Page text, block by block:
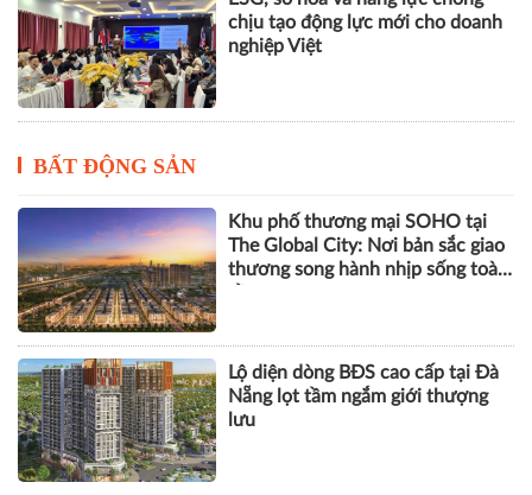
chịu tạo động lực mới cho doanh
nghiệp Việt
BẤT ĐỘNG SẢN
Khu phố thương mại SOHO tại
The Global City: Nơi bản sắc giao
thương song hành nhịp sống toàn
Lộ diện dòng BĐS cao cấp tại Đà
Nẵng lọt tầm ngắm giới thượng
lưu